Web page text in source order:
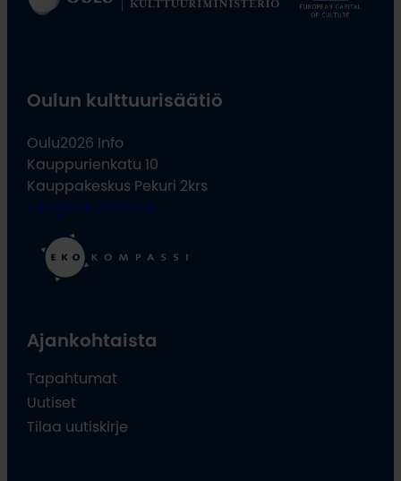
Oulun kulttuurisäätiö
Oulu2026 Info
Kauppurienkatu 10
Kauppakeskus Pekuri 2krs
info@oulu2026.eu
Ajankohtaista
Tapahtumat
Uutiset
Tilaa uutiskirje